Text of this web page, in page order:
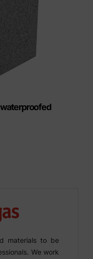
waterproofed
materials to be
We work